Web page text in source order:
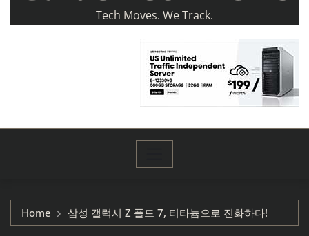
Tech Moves. We Track.
Home 삼성 갤럭시 Z 폴드 7, 티타늄으로 진화하다!